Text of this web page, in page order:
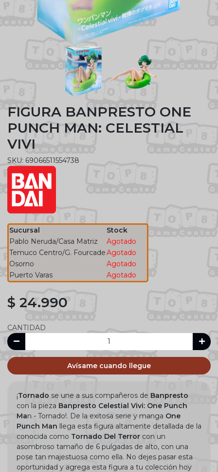
FIGURA BANPRESTO ONE
PUNCH MAN: CELESTIAL
VIVI
SKU: 69066511554738
Sucursal
Stock
Pablo Neruda/Casa Matriz
Agotado
Temuco Centro/G. FourcadeAgotado
Osorno
Agotado
Puerto Varas
Agotado
$ 24.990
CANTIDAD
Avísame cuando llegue
¡Tornado se une a sus compañeros de Banpresto
con la pieza Banpresto Celestial Vivi: One Punch
Man - Tornado!. De la exitosa serie y manga One
Punch Man llega esta figura altamente detallada de la
conocida como Tornado Del Terror con un
asombroso tamaño de 6 pulgadas de alto, con una
pose tan majestuosa como ella. No dejes pasar esta
oportunidad y agrega esta figura a tu colección hoy